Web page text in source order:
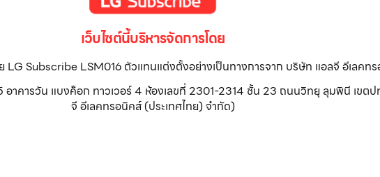
เว็บไซต์นี้บริหารจัดการโดย
Subscribe LSM016 ตัวแทนแต่งตั้งอย่างเป็นทางการจาก บริษัท แอลจี อีเลคท
าคารวัน แบงค็อก ทาวเวอร์ 4 ห้องเลขที่ 2301-2314 ชั้น 23 ถนนวิทยุ ลุมพินี เขต
จี อีเลคทรอนิคส์ (ประเทศไทย) จำกัด)